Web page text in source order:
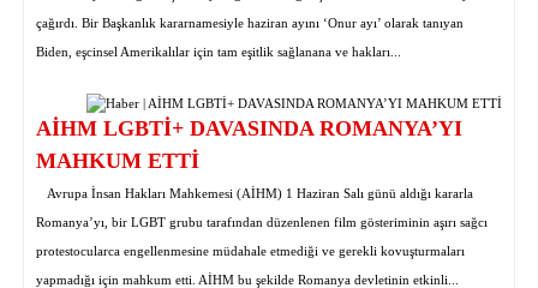
çağırdı. Bir Başkanlık kararnamesiyle haziran ayını ‘Onur ayı’ olarak tanıyan
Biden, eşcinsel Amerikalılar için tam eşitlik sağlanana ve hakları...
AİHM LGBTİ+ DAVASINDA ROMANYA’YI
MAHKUM ETTİ
Avrupa İnsan Hakları Mahkemesi (AİHM) 1 Haziran Salı günü aldığı kararla
Romanya’yı, bir LGBT grubu tarafından düzenlenen film gösteriminin aşırı sağcı
protestocularca engellenmesine müdahale etmediği ve gerekli kovuşturmaları
yapmadığı için mahkum etti. AİHM bu şekilde Romanya devletinin etkinli...